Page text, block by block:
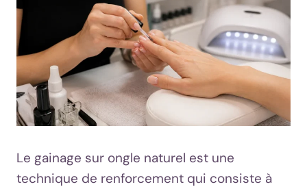
Le gainage sur ongle naturel est une
technique de renforcement qui consiste à